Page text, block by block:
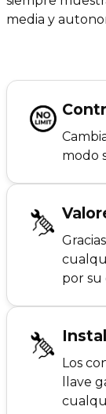
media y
modo
por su
Los
llave